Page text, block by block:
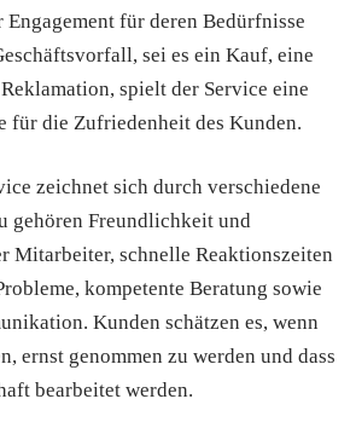
für deren Bedürfnisse
sei es ein Kauf, eine
spielt der Service eine
für die Zufriedenheit des Kunden.
zeichnet sich durch verschiedene
gehören Freundlichkeit und
Mitarbeiter, schnelle Reaktionszeiten
kompetente Beratung sowie
Kunden schätzen es, wenn
ernst genommen zu werden und dass
bearbeitet werden.